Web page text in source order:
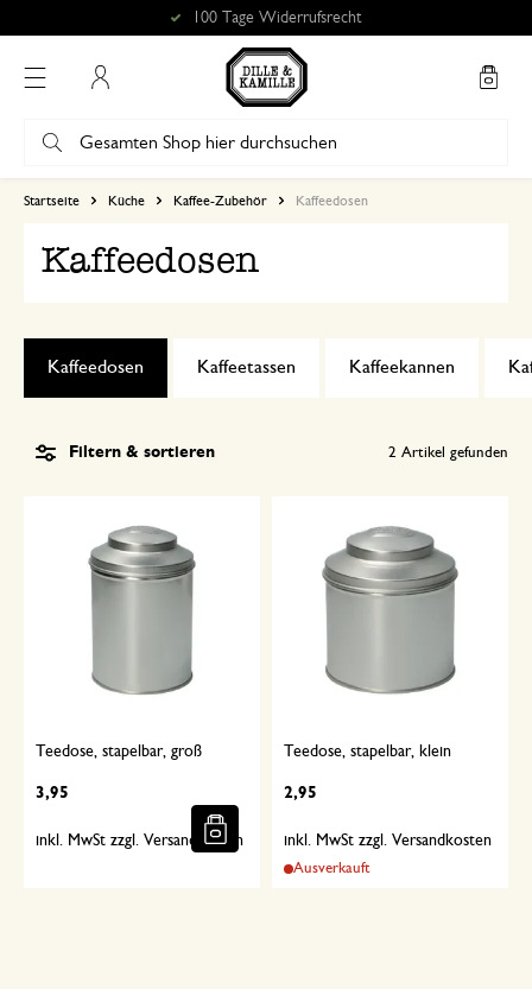
100 Tage Widerrufsrecht
Startseite Küche Kaffee-Zubehör Kaffeedosen
Kaffeedosen
Kaffeetassen Kaffeekannen
Kaffeedosen
Filtern & sortieren 2 Artikel gefunden
Teedose, stapelbar, groß
3,95
inkl. MwSt zzgl. Versandkosten
Teedose, stapelbar, klein
2,95
inkl. MwSt zzgl. Versandkosten
Ausverkauft